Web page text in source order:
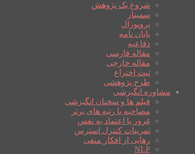
شروع یک پژوهش
سمینار
پروپوزال
پایان نامه
دفاعیه
مقاله فارسی
مقاله خارجی
ثبت اختراع
طرح پژوهشی
مشاوره انگیزشی
فیلم ها و سخنان انگیزشی
مصاحبه با رتبه های برتر
غرور یا اعتماد به نفس
تمرینات کنترل استرس
رهایی از افکار منفی
NLP